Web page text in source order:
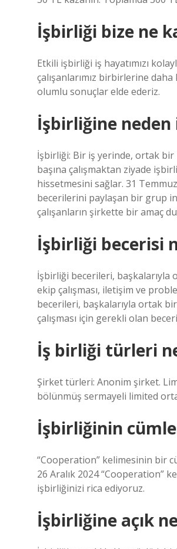
İşbirliği bize ne
Etkili işbirliği iş hayatımızı
çalışanlarımız birbirlerine
olumlu sonuçlar elde ederiz.
İşbirliğine
İşbirliği: Bir iş yerinde, ortak
başına çalışmaktan ziyade
hissetmesini sağlar. 31
becerilerini paylaşan bir grup
çalışanların şirkette bir amaç
İşbirliği becerisi
İşbirliği becerileri, başkalarıyla
ekip çalışması, iletişim ve
becerileri, başkalarıyla ortak bir
çalışması için gerekli olan
İş birliği türleri
Şirket türleri: Anonim şirket.
bölünmüş sermayeli limited
İşbirliğinin
“Cooperation” kelimesinin bir
26 Aralık 2024 “Cooperation”
işbirliğinizi rica ediyoruz.
İşbirliğine açık